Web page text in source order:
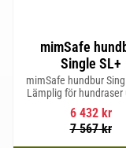
mimSafe
Single SL+
mimSafe hundbur
Lämplig för hundraser
62 cm i mankhöjd.
6 432kr
7 567kr